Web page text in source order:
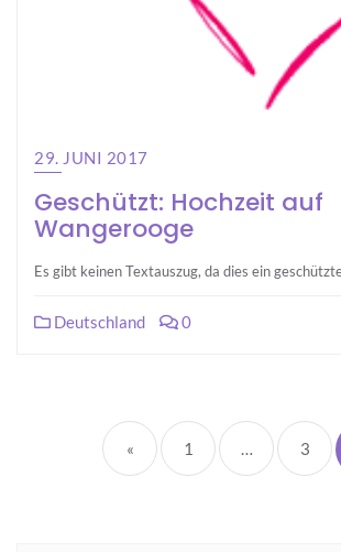
29. JUNI 2017
Geschützt: Hochzeit auf
Wangerooge
Es gibt keinen Textauszug, da dies ein
Deutschland 0
der
Beiträge
« 1 … 3